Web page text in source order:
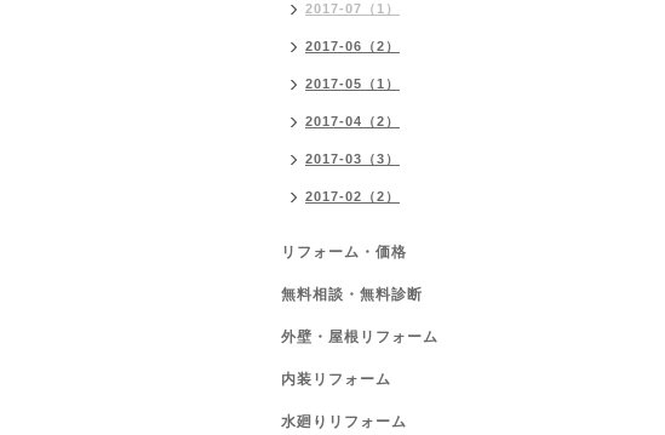
2017-07（1）
2017-06（2）
2017-05（1）
2017-04（2）
2017-03（3）
2017-02（2）
リフォーム・価格
無料相談・無料診断
外壁・屋根リフォーム
内装リフォーム
水廻りリフォーム